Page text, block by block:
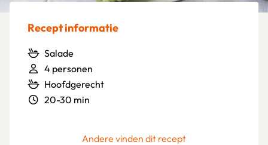
Recept informatie
Salade
4 personen
Hoofdgerecht
20-30 min
Andere vinden dit recept